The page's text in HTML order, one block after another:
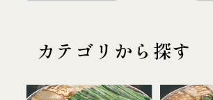
カテゴリから探す